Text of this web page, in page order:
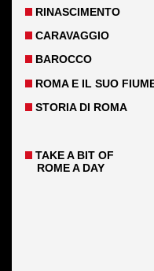
RINASCIMENTO
CARAVAGGIO
BAROCCO
ROMA E IL SUO
STORIA DI ROMA
TAKE A BIT OF
ROME A DAY